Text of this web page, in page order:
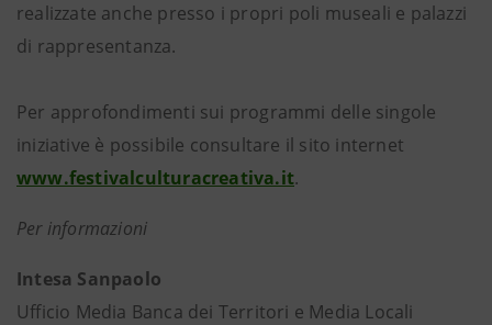
realizzate anche presso i propri poli museali e palazzi
di rappresentanza.
Per approfondimenti sui programmi delle singole
iniziative è possibile consultare il sito internet
www.festivalculturacreativa.it.
Per informazioni
Intesa Sanpaolo
Ufficio Media Banca dei Territori e Media Locali